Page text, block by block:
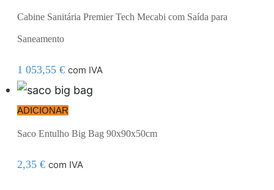
Cabine Sanitária Premier Tech Mecabi com Saída para
Saneamento
1 053,55 € com IVA
ADICIONAR
Saco Entulho Big Bag 90x90x50cm
2,35 € com IVA